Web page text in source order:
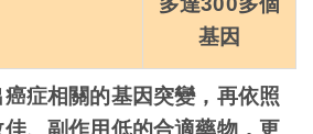
基因
症相關的基因突變，再依照
、副作用低的合適藥物，更